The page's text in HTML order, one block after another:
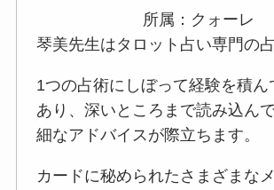
所属：クォーレ
琴美先生はタロット占い専門の占
1つの占術にしぼって経験を積ん
あり、深いところまで読み込ん
細なアドバイスが際立ちます。
カードに秘められたさまざまな